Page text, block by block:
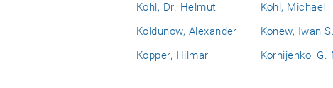
Kohl, Dr. Helmut
Kohl, Michael
Koldunow, Alexander
Konew, Iwan S.
Kopper, Hilmar
Kornijenko, G.